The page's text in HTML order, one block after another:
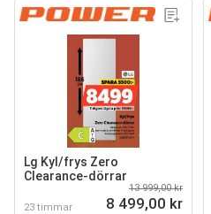
Lg Kyl/frys Zero
Clearance-dörrar
23 timmar
13 999,00 kr
8 499,00 kr